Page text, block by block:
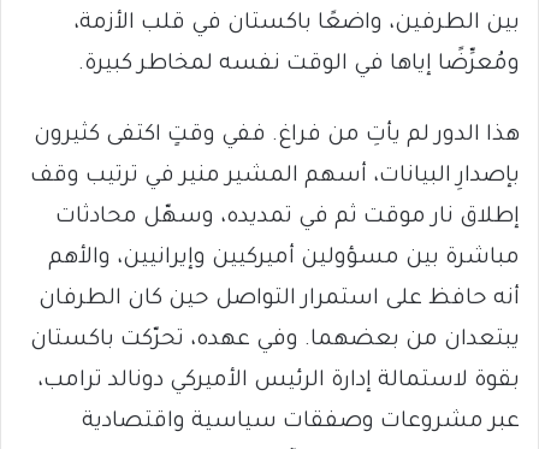
بين الطرفين، واضعًا باكستان في قلب الأزمة،
ومُعرِّضًا إياها في الوقت نفسه لمخاطر كبيرة.
هذا الدور لم يأتِ من فراغ. ففي وقتٍ اكتفى كثيرون
بإصدارِ البيانات، أسهم المشير منير في ترتيب وقف
إطلاق نار موقت ثم في تمديده، وسهّل محادثات
مباشرة بين مسؤولين أميركيين وإيرانيين، والأهم
أنه حافظ على استمرار التواصل حين كان الطرفان
يبتعدان من بعضهما. وفي عهده، تحرّكت باكستان
بقوة لاستمالة إدارة الرئيس الأميركي دونالد ترامب،
عبر مشروعات وصفقات سياسية واقتصادية